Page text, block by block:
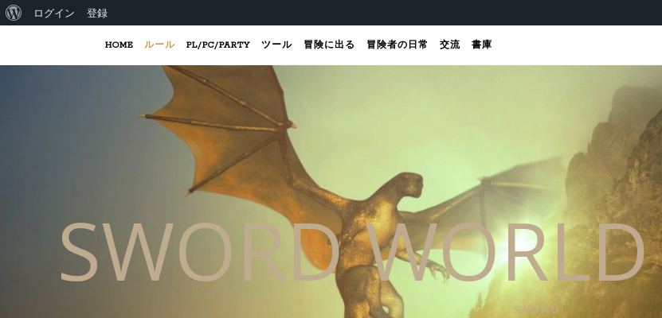
WordPress について
ログイン 登録
HOME ルール PL/PC/PARTY ツール 冒険に出る 冒険者の日常 交流 書庫
SWORD
swww6